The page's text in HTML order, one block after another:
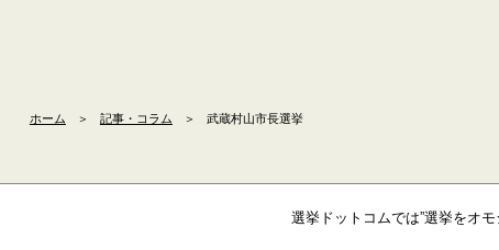
ホーム ＞ 記事・コラム ＞ 武蔵村山市長選挙
選挙ドットコムでは”選挙をオ